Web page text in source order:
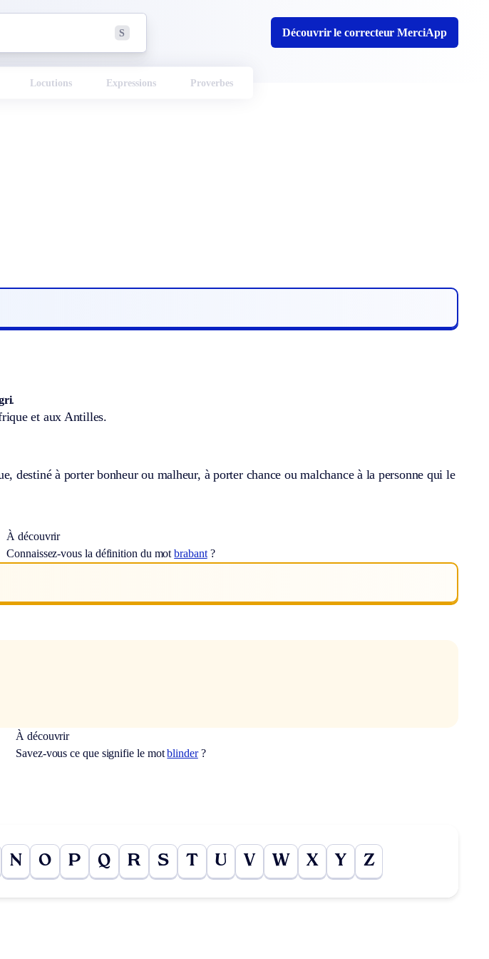
S Découvrir le correcteur MerciApp
Locutions Expressions Proverbes
.
et aux Antilles.
destiné à porter bonheur ou malheur, à porter chance ou malchance à la personne qui le
À découvrir
Connaissez-vous la définition du motbrabant?
À découvrir
Savez-vous ce que signifie le motblinder?
N O P Q R S T U V W X Y Z